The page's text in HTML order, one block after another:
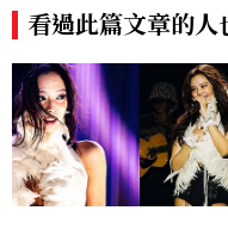
看過此篇文章的人